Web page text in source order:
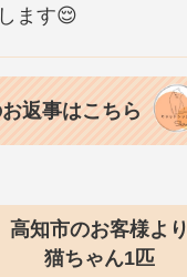
ます😌
返事はこちら
高知市のお客様より
猫ちゃん1匹